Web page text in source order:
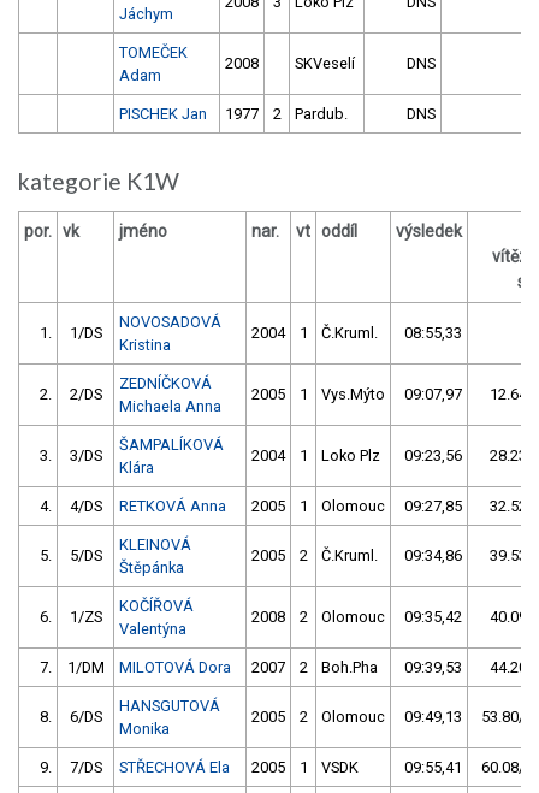
Jáchym
TOMEČEK
Adam
2008 SKVeselí DNS
PISCHEK Jan 1977 2 Pardub. DNS
kategorie K1W
por. vk jméno nar. vt oddíl výsledek
s /
1. 1/DS
NOVOSADOVÁ
Kristina
2004 1 Č.Kruml. 08:55,33
2. 2/DS
ZEDNÍČKOVÁ
Michaela Anna
2005 1 Vys.Mýto 09:07,97 12.64/
3. 3/DS
ŠAMPALÍKOVÁ
Klára
2004 1 Loko Plz 09:23,56 28.23/
4. 4/DS RETKOVÁ Anna 2005 1 Olomouc 09:27,85 32.52/
5. 5/DS
KLEINOVÁ
Štěpánka
2005 2 Č.Kruml. 09:34,86 39.53/
6. 1/ZS
KOČÍŘOVÁ
Valentýna
2008 2 Olomouc 09:35,42 40.09/
7. 1/DM MILOTOVÁ Dora 2007 2 Boh.Pha 09:39,53 44.20/
8. 6/DS
HANSGUTOVÁ
Monika
2005 2 Olomouc 09:49,13 53.80/
9. 7/DS STŘECHOVÁ Ela 2005 1 VSDK 09:55,41 60.08/